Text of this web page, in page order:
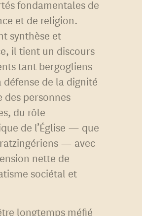
fondamentales de
et de religion.
synthèse et
il tient un discours
tant bergogliens
de la dignité
des personnes
du rôle
de l’Église — que
— avec
nette de
sociétal et
longtemps méfié